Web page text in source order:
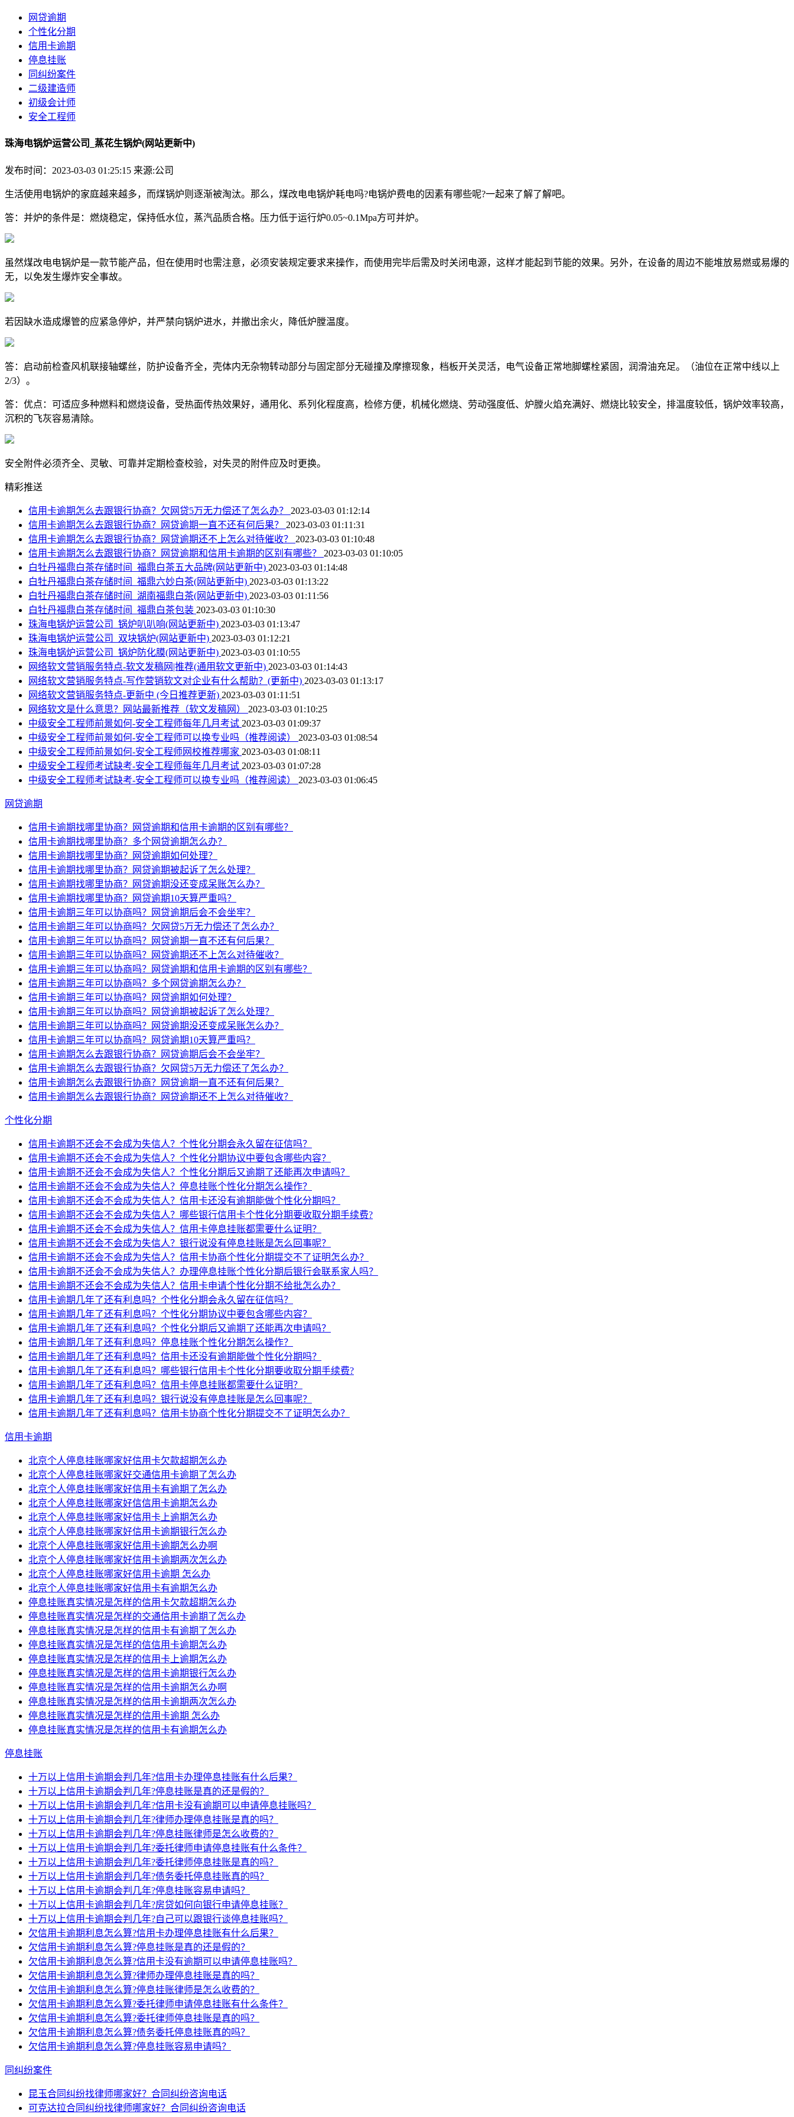
网贷逾期
个性化分期
信用卡逾期
停息挂账
同纠纷案件
二级建造师
初级会计师
安全工程师
珠海电锅炉运营公司_蒸花生锅炉(网站更新中)
发布时间：2023-03-03 01:25:15 来源:公司
生活使用电锅炉的家庭越来越多，而煤锅炉则逐渐被淘汰。那么，煤改电电锅炉耗电吗?电锅炉费电的因素有哪些呢?一起来了解了解吧。
答：并炉的条件是：燃烧稳定，保持低水位，蒸汽品质合格。压力低于运行炉0.05~0.1Mpa方可并炉。
虽然煤改电电锅炉是一款节能产品，但在使用时也需注意，必须安装规定要求来操作，而使用完毕后需及时关闭电源，这样才能起到节能的效果。另外，在设备的周边不能堆放易燃或易爆的
无，以免发生爆炸安全事故。
若因缺水造成爆管的应紧急停炉，并严禁向锅炉进水，并撤出余火，降低炉膛温度。
答：启动前检查风机联接轴螺丝，防护设备齐全，壳体内无杂物转动部分与固定部分无碰撞及摩擦现象，档板开关灵活，电气设备正常地脚螺栓紧固，润滑油充足。（油位在正常中线以上
2/3）。
答：优点：可适应多种燃料和燃烧设备，受热面传热效果好，通用化、系列化程度高，检修方便，机械化燃烧、劳动强度低、炉膛火焰充满好、燃烧比较安全，排温度较低，锅炉效率较高，
沉积的飞灰容易清除。
安全附件必须齐全、灵敏、可靠并定期检查校验，对失灵的附件应及时更换。
精彩推送
信用卡逾期怎么去跟银行协商？欠网贷5万无力偿还了怎么办？ 2023-03-03 01:12:14
信用卡逾期怎么去跟银行协商？网贷逾期一直不还有何后果？ 2023-03-03 01:11:31
信用卡逾期怎么去跟银行协商？网贷逾期还不上怎么对待催收？ 2023-03-03 01:10:48
信用卡逾期怎么去跟银行协商？网贷逾期和信用卡逾期的区别有哪些？ 2023-03-03 01:10:05
白牡丹福鼎白茶存储时间_福鼎白茶五大品牌(网站更新中) 2023-03-03 01:14:48
白牡丹福鼎白茶存储时间_福鼎六妙白茶(网站更新中) 2023-03-03 01:13:22
白牡丹福鼎白茶存储时间_湖南福鼎白茶(网站更新中) 2023-03-03 01:11:56
白牡丹福鼎白茶存储时间_福鼎白茶包装 2023-03-03 01:10:30
珠海电锅炉运营公司_锅炉叭叭响(网站更新中) 2023-03-03 01:13:47
珠海电锅炉运营公司_双块锅炉(网站更新中) 2023-03-03 01:12:21
珠海电锅炉运营公司_锅炉防化膜(网站更新中) 2023-03-03 01:10:55
网络软文营销服务特点-软文发稿网|推荐(通用软文更新中) 2023-03-03 01:14:43
网络软文营销服务特点-写作营销软文对企业有什么帮助？(更新中) 2023-03-03 01:13:17
网络软文营销服务特点-更新中 (今日推荐更新) 2023-03-03 01:11:51
网络软文是什么意思？网站最新推荐（软文发稿网） 2023-03-03 01:10:25
中级安全工程师前景如何-安全工程师每年几月考试 2023-03-03 01:09:37
中级安全工程师前景如何-安全工程师可以换专业吗（推荐阅读） 2023-03-03 01:08:54
中级安全工程师前景如何-安全工程师网校推荐哪家 2023-03-03 01:08:11
中级安全工程师考试缺考-安全工程师每年几月考试 2023-03-03 01:07:28
中级安全工程师考试缺考-安全工程师可以换专业吗（推荐阅读） 2023-03-03 01:06:45
网贷逾期
信用卡逾期找哪里协商？网贷逾期和信用卡逾期的区别有哪些？
信用卡逾期找哪里协商？多个网贷逾期怎么办？
信用卡逾期找哪里协商？网贷逾期如何处理？
信用卡逾期找哪里协商？网贷逾期被起诉了怎么处理？
信用卡逾期找哪里协商？网贷逾期没还变成呆账怎么办？
信用卡逾期找哪里协商？网贷逾期10天算严重吗？
信用卡逾期三年可以协商吗？网贷逾期后会不会坐牢？
信用卡逾期三年可以协商吗？欠网贷5万无力偿还了怎么办？
信用卡逾期三年可以协商吗？网贷逾期一直不还有何后果？
信用卡逾期三年可以协商吗？网贷逾期还不上怎么对待催收？
信用卡逾期三年可以协商吗？网贷逾期和信用卡逾期的区别有哪些？
信用卡逾期三年可以协商吗？多个网贷逾期怎么办？
信用卡逾期三年可以协商吗？网贷逾期如何处理？
信用卡逾期三年可以协商吗？网贷逾期被起诉了怎么处理？
信用卡逾期三年可以协商吗？网贷逾期没还变成呆账怎么办？
信用卡逾期三年可以协商吗？网贷逾期10天算严重吗？
信用卡逾期怎么去跟银行协商？网贷逾期后会不会坐牢？
信用卡逾期怎么去跟银行协商？欠网贷5万无力偿还了怎么办？
信用卡逾期怎么去跟银行协商？网贷逾期一直不还有何后果？
信用卡逾期怎么去跟银行协商？网贷逾期还不上怎么对待催收？
个性化分期
信用卡逾期不还会不会成为失信人？个性化分期会永久留在征信吗？
信用卡逾期不还会不会成为失信人？个性化分期协议中要包含哪些内容？
信用卡逾期不还会不会成为失信人？个性化分期后又逾期了还能再次申请吗？
信用卡逾期不还会不会成为失信人？停息挂账个性化分期怎么操作？
信用卡逾期不还会不会成为失信人？信用卡还没有逾期能做个性化分期吗？
信用卡逾期不还会不会成为失信人？哪些银行信用卡个性化分期要收取分期手续费?
信用卡逾期不还会不会成为失信人？信用卡停息挂账都需要什么证明？
信用卡逾期不还会不会成为失信人？银行说没有停息挂账是怎么回事呢？
信用卡逾期不还会不会成为失信人？信用卡协商个性化分期提交不了证明怎么办？
信用卡逾期不还会不会成为失信人？办理停息挂账个性化分期后银行会联系家人吗？
信用卡逾期不还会不会成为失信人？信用卡申请个性化分期不给批怎么办？
信用卡逾期几年了还有利息吗？个性化分期会永久留在征信吗？
信用卡逾期几年了还有利息吗？个性化分期协议中要包含哪些内容？
信用卡逾期几年了还有利息吗？个性化分期后又逾期了还能再次申请吗？
信用卡逾期几年了还有利息吗？停息挂账个性化分期怎么操作？
信用卡逾期几年了还有利息吗？信用卡还没有逾期能做个性化分期吗？
信用卡逾期几年了还有利息吗？哪些银行信用卡个性化分期要收取分期手续费?
信用卡逾期几年了还有利息吗？信用卡停息挂账都需要什么证明？
信用卡逾期几年了还有利息吗？银行说没有停息挂账是怎么回事呢？
信用卡逾期几年了还有利息吗？信用卡协商个性化分期提交不了证明怎么办？
信用卡逾期
北京个人停息挂账哪家好信用卡欠款超期怎么办
北京个人停息挂账哪家好交通信用卡逾期了怎么办
北京个人停息挂账哪家好信用卡有逾期了怎么办
北京个人停息挂账哪家好信信用卡逾期怎么办
北京个人停息挂账哪家好信用卡上逾期怎么办
北京个人停息挂账哪家好信用卡逾期银行怎么办
北京个人停息挂账哪家好信用卡逾期怎么办啊
北京个人停息挂账哪家好信用卡逾期两次怎么办
北京个人停息挂账哪家好信用卡逾期 怎么办
北京个人停息挂账哪家好信用卡有逾期怎么办
停息挂账真实情况是怎样的信用卡欠款超期怎么办
停息挂账真实情况是怎样的交通信用卡逾期了怎么办
停息挂账真实情况是怎样的信用卡有逾期了怎么办
停息挂账真实情况是怎样的信信用卡逾期怎么办
停息挂账真实情况是怎样的信用卡上逾期怎么办
停息挂账真实情况是怎样的信用卡逾期银行怎么办
停息挂账真实情况是怎样的信用卡逾期怎么办啊
停息挂账真实情况是怎样的信用卡逾期两次怎么办
停息挂账真实情况是怎样的信用卡逾期 怎么办
停息挂账真实情况是怎样的信用卡有逾期怎么办
停息挂账
十万以上信用卡逾期会判几年?信用卡办理停息挂账有什么后果？
十万以上信用卡逾期会判几年?停息挂账是真的还是假的？
十万以上信用卡逾期会判几年?信用卡没有逾期可以申请停息挂账吗？
十万以上信用卡逾期会判几年?律师办理停息挂账是真的吗？
十万以上信用卡逾期会判几年?停息挂账律师是怎么收费的？
十万以上信用卡逾期会判几年?委托律师申请停息挂账有什么条件？
十万以上信用卡逾期会判几年?委托律师停息挂账是真的吗？
十万以上信用卡逾期会判几年?债务委托停息挂账真的吗？
十万以上信用卡逾期会判几年?停息挂账容易申请吗？
十万以上信用卡逾期会判几年?房贷如何向银行申请停息挂账？
十万以上信用卡逾期会判几年?自己可以跟银行谈停息挂账吗？
欠信用卡逾期利息怎么算?信用卡办理停息挂账有什么后果？
欠信用卡逾期利息怎么算?停息挂账是真的还是假的？
欠信用卡逾期利息怎么算?信用卡没有逾期可以申请停息挂账吗？
欠信用卡逾期利息怎么算?律师办理停息挂账是真的吗？
欠信用卡逾期利息怎么算?停息挂账律师是怎么收费的？
欠信用卡逾期利息怎么算?委托律师申请停息挂账有什么条件？
欠信用卡逾期利息怎么算?委托律师停息挂账是真的吗？
欠信用卡逾期利息怎么算?债务委托停息挂账真的吗？
欠信用卡逾期利息怎么算?停息挂账容易申请吗？
同纠纷案件
昆玉合同纠纷找律师哪家好？合同纠纷咨询电话
可克达拉合同纠纷找律师哪家好？合同纠纷咨询电话